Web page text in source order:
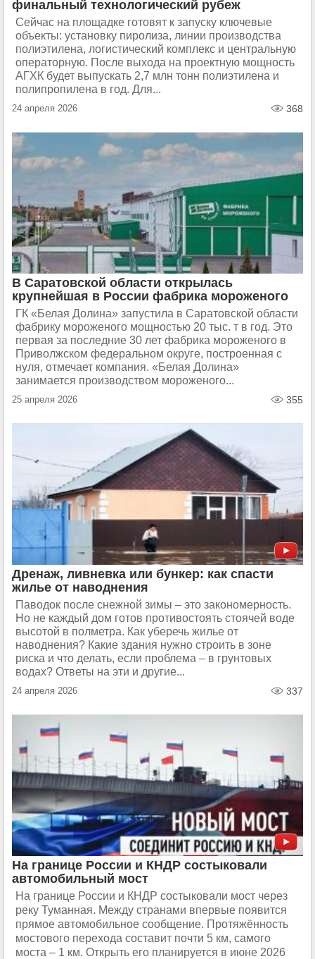
финальный технологический рубеж
Сейчас на площадке готовят к запуску ключевые
объекты: установку пиролиза, линии производства
полиэтилена, логистический комплекс и центральную
операторную. После выхода на проектную мощность
АГХК будет выпускать 2,7 млн тонн полиэтилена и
полипропилена в год. Для...
24 апреля 2026 368
В Саратовской области открылась
крупнейшая в России фабрика мороженого
ГК «Белая Долина» запустила в Саратовской области
фабрику мороженого мощностью 20 тыс. т в год. Это
первая за последние 30 лет фабрика мороженого в
Приволжском федеральном округе, построенная с
нуля, отмечает компания. «Белая Долина»
занимается производством мороженого...
25 апреля 2026 355
Дренаж, ливневка или бункер: как спасти
жилье от наводнения
Паводок после снежной зимы – это закономерность.
Но не каждый дом готов противостоять стоячей воде
высотой в полметра. Как уберечь жилье от
наводнения? Какие здания нужно строить в зоне
риска и что делать, если проблема – в грунтовых
водах? Ответы на эти и другие...
24 апреля 2026 337
На границе России и КНДР состыковали
автомобильный мост
На границе России и КНДР состыковали мост через
реку Туманная. Между странами впервые появится
прямое автомобильное сообщение. Протяжённость
мостового перехода составит почти 5 км, самого
моста – 1 км. Открыть его планируется в июне 2026